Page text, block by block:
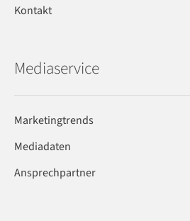
Kontakt
Mediaservice
Marketingtrends
Mediadaten
Ansprechpartner